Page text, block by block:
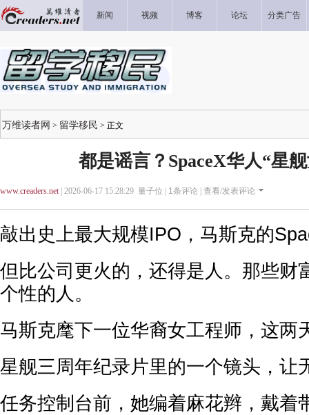
新闻 视频 博客 论坛 分类广告
万维读者网 > 留学移民 > 正文
都是谣言？SpaceX华人“星
www.creaders.net| 2026-06-17 15:28:29 量子位 | 1条评论 | 查看/发表评论
敲出史上最大规模IPO，马斯克的
但比公司更火的，还得是人。那些财
个性的人。
马斯克麾下一位华裔女工程师，这两
星舰三周年纪录片里的一个镜头，让
任务控制台前，她编着麻花辫，戴着